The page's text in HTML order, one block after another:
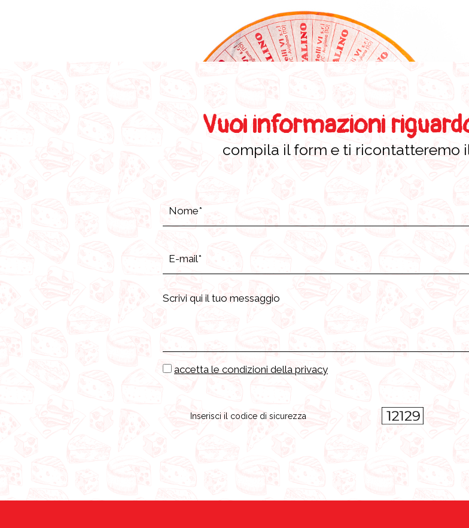
Vuoi informazioni
compila il form e ti ricontatteremo
accetta le condizioni della privacy
Inserisci il codice di sicurezza